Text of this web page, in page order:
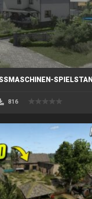
SPIELSTAND
816